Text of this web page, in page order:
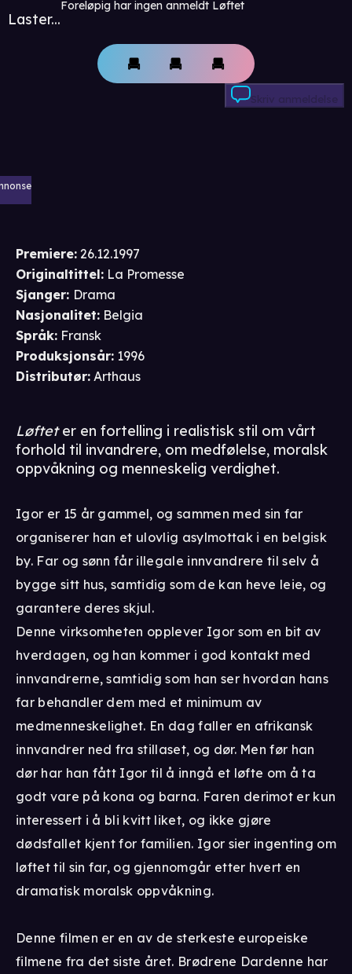
Laster...
Foreløpig har ingen anmeldt Løftet
Skriv anmeldelse
Premiere: 26.12.1997
Originaltittel: La Promesse
Sjanger: Drama
Nasjonalitet: Belgia
Språk: Fransk
Produksjonsår: 1996
Distributør: Arthaus
Løfteter en fortelling i realistisk stil om vårt
forhold til invandrere, om medfølelse, moralsk
oppvåkning og menneskelig verdighet.
Igor er 15 år gammel, og sammen med sin far
organiserer han et ulovlig asylmottak i en belgisk
by. Far og sønn får illegale innvandrere til selv å
bygge sitt hus, samtidig som de kan heve leie, og
garantere deres skjul.
Denne virksomheten opplever Igor som en bit av
hverdagen, og han kommer i god kontakt med
innvandrerne, samtidig som han ser hvordan hans
far behandler dem med et minimum av
medmenneskelighet. En dag faller en afrikansk
innvandrer ned fra stillaset, og dør. Men før han
dør har han fått Igor til å inngå et løfte om å ta
godt vare på kona og barna. Faren derimot er kun
interessert i å bli kvitt liket, og ikke gjøre
dødsfallet kjent for familien. Igor sier ingenting om
løftet til sin far, og gjennomgår etter hvert en
dramatisk moralsk oppvåkning.
Denne filmen er en av de sterkeste europeiske
filmene fra det siste året. Brødrene Dardenne har